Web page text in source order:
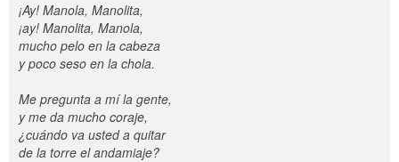
¡Ay! Manola, Manolita,
¡ay! Manolita, Manola,
mucho pelo en la cabeza
y poco seso en la chola.
Me pregunta a mí la gente,
y me da mucho coraje,
¿cuándo va usted a quitar
de la torre el andamiaje?